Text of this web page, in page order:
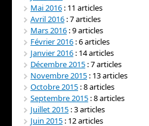
Mai 2016 : 11 articles
Avril 2016 : 7 articles
Mars 2016 : 9 articles
Février 2016 : 6 articles
Janvier 2016 : 14 articles
Décembre 2015 : 7 articles
Novembre 2015 : 13 articles
Octobre 2015 : 8 articles
Septembre 2015 : 8 articles
Juillet 2015 : 3 articles
Juin 2015 : 12 articles